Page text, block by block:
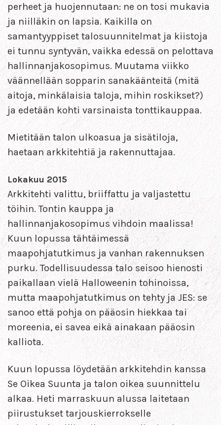
perheet ja huojennutaan: ne on tosi mukavia
ja niilläkin on lapsia. Kaikilla on
samantyyppiset talosuunnitelmat ja kiistoja
ei tunnu syntyvän, vaikka edessä on pelottava
hallinnanjakosopimus. Muutama viikko
väännellään sopparin sanakäänteitä (mitä
aitoja, minkälaisia taloja, mihin roskikset?)
ja edetään kohti varsinaista tonttikauppaa.
Mietitään talon ulkoasua ja sisätiloja,
haetaan arkkitehtiä ja rakennuttajaa.
Lokakuu 2015
Arkkitehti valittu, briiffattu ja valjastettu
töihin. Tontin kauppa ja
hallinnanjakosopimus vihdoin maalissa!
Kuun lopussa tähtäimessä
maapohjatutkimus ja vanhan rakennuksen
purku. Todellisuudessa talo seisoo hienosti
paikallaan vielä Halloweenin tohinoissa,
mutta maapohjatutkimus on tehty ja JES: se
sanoo että pohja on pääosin hiekkaa tai
moreenia, ei savea eikä ainakaan pääosin
kalliota.
Kuun lopussa löydetään arkkitehdin kanssa
Se Oikea Suunta ja talon oikea suunnittelu
alkaa. Heti marraskuun alussa laitetaan
piirustukset tarjouskierrokselle